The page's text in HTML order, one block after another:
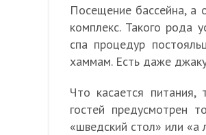
Посещение бассейна, а
комплекс. Такого рода
спа процедур
хаммам. Есть даже
Что касается питания,
гостей предусмотрен
«шведский стол» или «а